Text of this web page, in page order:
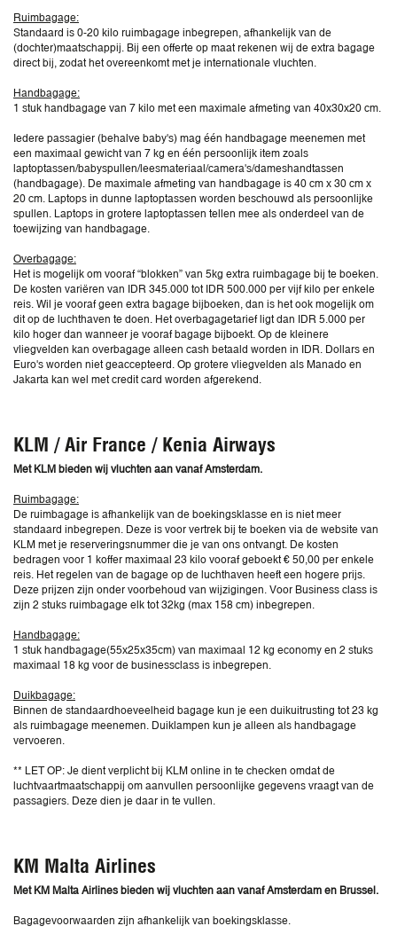
Ruimbagage:
Standaard is 0-20 kilo ruimbagage inbegrepen, afhankelijk van de
(dochter)maatschappij. Bij een offerte op maat rekenen wij de extra bagage
direct bij, zodat het overeenkomt met je internationale vluchten.
Handbagage:
1 stuk handbagage van 7 kilo met een maximale afmeting van 40x30x20 cm.
Iedere passagier (behalve baby's) mag één handbagage meenemen met
een maximaal gewicht van 7 kg en één persoonlijk item zoals
laptoptassen/babyspullen/leesmateriaal/camera's/dameshandtassen
(handbagage). De maximale afmeting van handbagage is 40 cm x 30 cm x
20 cm. Laptops in dunne laptoptassen worden beschouwd als persoonlijke
spullen. Laptops in grotere laptoptassen tellen mee als onderdeel van de
toewijzing van handbagage.
Overbagage:
Het is mogelijk om vooraf “blokken” van 5kg extra ruimbagage bij te boeken.
De kosten variëren van IDR 345.000 tot IDR 500.000 per vijf kilo per enkele
reis. Wil je vooraf geen extra bagage bijboeken, dan is het ook mogelijk om
dit op de luchthaven te doen. Het overbagagetarief ligt dan IDR 5.000 per
kilo hoger dan wanneer je vooraf bagage bijboekt. Op de kleinere
vliegvelden kan overbagage alleen cash betaald worden in IDR. Dollars en
Euro's worden niet geaccepteerd. Op grotere vliegvelden als Manado en
Jakarta kan wel met credit card worden afgerekend.
KLM / Air France / Kenia Airways
Met KLM bieden wij vluchten aan vanaf Amsterdam.
Ruimbagage:
De ruimbagage is afhankelijk van de boekingsklasse en is niet meer
standaard inbegrepen. Deze is voor vertrek bij te boeken via de website van
KLM met je reserveringsnummer die je van ons ontvangt. De kosten
bedragen voor 1 koffer maximaal 23 kilo vooraf geboekt € 50,00 per enkele
reis. Het regelen van de bagage op de luchthaven heeft een hogere prijs.
Deze prijzen zijn onder voorbehoud van wijzigingen. Voor Business class is
zijn 2 stuks ruimbagage elk tot 32kg (max 158 cm) inbegrepen.
Handbagage:
1 stuk handbagage(55x25x35cm) van maximaal 12 kg economy en 2 stuks
maximaal 18 kg voor de businessclass is inbegrepen.
Duikbagage:
Binnen de standaardhoeveelheid bagage kun je een duikuitrusting tot 23 kg
als ruimbagage meenemen. Duiklampen kun je alleen als handbagage
vervoeren.
** LET OP: Je dient verplicht bij KLM online in te checken omdat de
luchtvaartmaatschappij om aanvullen persoonlijke gegevens vraagt van de
passagiers. Deze dien je daar in te vullen.
KM Malta Airlines
Met KM Malta Airlines bieden wij vluchten aan vanaf Amsterdam en Brussel.
Bagagevoorwaarden zijn afhankelijk van boekingsklasse.